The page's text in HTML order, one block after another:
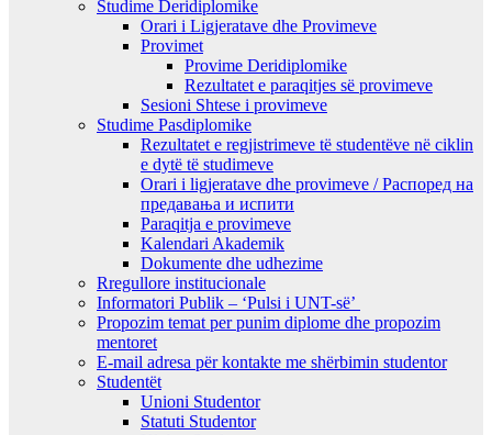
Studime Deridiplomike
Orari i Ligjeratave dhe Provimeve
Provimet
Provime Deridiplomike
Rezultatet e paraqitjes së provimeve
Sesioni Shtese i provimeve
Studime Pasdiplomike
Rezultatet e regjistrimeve të studentëve në ciklin
e dytë të studimeve
Orari i ligjeratave dhe provimeve / Распоред на
предавањa и испити
Paraqitja e provimeve
Kalendari Akademik
Dokumente dhe udhezime
Rregullore institucionale
Informatori Publik – ‘Pulsi i UNT-së’
Propozim temat per punim diplome dhe propozim
mentoret
E-mail adresa për kontakte me shërbimin studentor
Studentët
Unioni Studentor
Statuti Studentor